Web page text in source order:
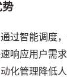
势
通过智能调度
响应用户需
化管理降低